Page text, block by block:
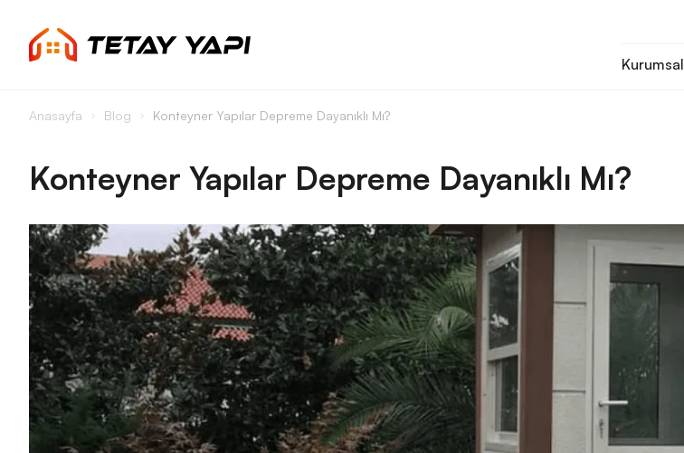
Kurumsal
Anasayfa Blog Konteyner Yapılar Depreme Dayanıklı Mı?
Konteyner Yapılar Depreme Dayanıklı Mı?